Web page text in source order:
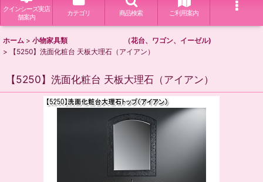
クインシーズ実店
舗案内
カテゴリ 商品検索 ご利用案内
ホーム > 小物家具類 （花台、ワゴン、イーゼル)
>
【5250】洗面化粧台 天板大理石（アイアン）
【5250】洗面化粧台 天板大理石（アイアン）